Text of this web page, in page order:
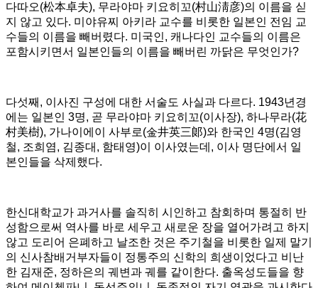
다따오(松本卓夫), 무라야마 키요히꼬(村山淸彦)의 이름을 싣
지 않고 있다. 미야유찌 아키라 교수를 비롯한 일본인 전임 교
수들의 이름을 빼버렸다. 미국인, 캐나다인 교수들의 이름은
포함시키면서 일본인들의 이름을 빼버린 까닭은 무엇인가?
다섯째 , 이사진 구성에 대한 서술도 사실과 다르다. 1943년경
에는 일본인 3명, 곧 무라야마 키요히꼬(이사장), 하나무라(花
村美樹), 가나이에이 사부로(金井英三郞)와 한국인 4명(김영
철, 조희염, 김종대 , 함태영)이 이사였는데 , 이사 명단에서 일
본인들을 삭제했다.
한신대학교가 과거사를 솔직히 시인하고 참회하며 통절히 반
성함으로써 역사를 바로 세우고 새로운 장을 열어가려고 하지
않고 도리어 은폐하고 날조한 것은 주기철을 비롯한 일제 말기
의 신사참배거부자들이 정통주의 신학의 희생이었다고 비난
한 김재준, 정하은의 궤변과 궤를 같이한다. 출옥성도들을 향